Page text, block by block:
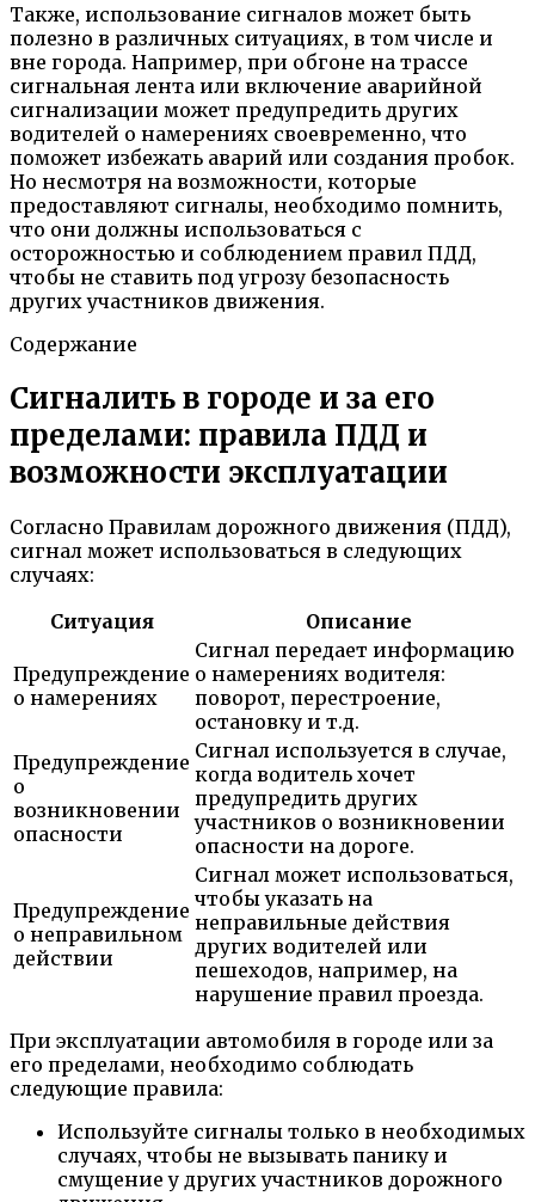
Также, использование сигналов может быть
полезно в различных ситуациях, в том числе и
вне города. Например, при обгоне на трассе
сигнальная лента или включение аварийной
сигнализации может предупредить других
водителей о намерениях своевременно, что
поможет избежать аварий или создания пробок.
Но несмотря на возможности, которые
предоставляют сигналы, необходимо помнить,
что они должны использоваться с
осторожностью и соблюдением правил ПДД,
чтобы не ставить под угрозу безопасность
других участников движения.
Содержание
Сигналить в городе и за его
пределами: правила ПДД и
возможности эксплуатации
Согласно Правилам дорожного движения (ПДД),
сигнал может использоваться в следующих
случаях:
Ситуация
Описание
Предупреждение
о намерениях
Сигнал передает информацию
о намерениях водителя:
поворот, перестроение,
остановку и т.д.
Предупреждение
о
возникновении
опасности
Сигнал используется в случае,
когда водитель хочет
предупредить других
участников о возникновении
опасности на дороге.
Предупреждение
о неправильном
действии
Сигнал может использоваться,
чтобы указать на
неправильные действия
других водителей или
пешеходов, например, на
нарушение правил проезда.
При эксплуатации автомобиля в городе или за
его пределами, необходимо соблюдать
следующие правила:
Используйте сигналы только в необходимых
случаях, чтобы не вызывать панику и
смущение у других участников дорожного